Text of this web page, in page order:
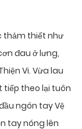
thảm thiết như
đau ở lưng,
Vi. Vừa lau
tiếp theo lại tuôn
ngón tay Vệ
tay nóng lên